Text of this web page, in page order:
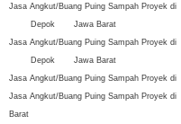
Jasa Angkut/Buang Puing Sampah Proyek di
Depok
Jawa Barat
Jasa Angkut/Buang Puing Sampah Proyek di
Depok
Jawa Barat
Jasa Angkut/Buang Puing Sampah Proyek di
Jasa Angkut/Buang Puing Sampah Proyek di
Barat